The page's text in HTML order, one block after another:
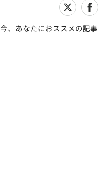
今、あなたにおススメの記事